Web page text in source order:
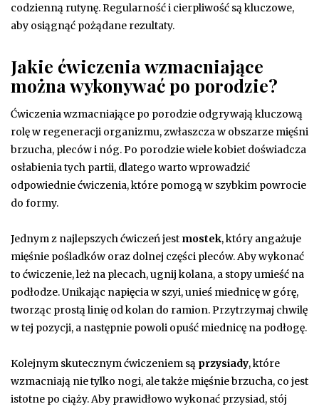
codzienną rutynę. Regularność i cierpliwość są kluczowe,
aby osiągnąć pożądane rezultaty.
Jakie ćwiczenia wzmacniające
można wykonywać po porodzie?
Ćwiczenia wzmacniające po porodzie odgrywają kluczową
rolę w regeneracji organizmu, zwłaszcza w obszarze mięśni
brzucha, pleców i nóg. Po porodzie wiele kobiet doświadcza
osłabienia tych partii, dlatego warto wprowadzić
odpowiednie ćwiczenia, które pomogą w szybkim powrocie
do formy.
Jednym z najlepszych ćwiczeń jest mostek, który angażuje
mięśnie pośladków oraz dolnej części pleców. Aby wykonać
to ćwiczenie, leż na plecach, ugnij kolana, a stopy umieść na
podłodze. Unikając napięcia w szyi, unieś miednicę w górę,
tworząc prostą linię od kolan do ramion. Przytrzymaj chwilę
w tej pozycji, a następnie powoli opuść miednicę na podłogę.
Kolejnym skutecznym ćwiczeniem są przysiady, które
wzmacniają nie tylko nogi, ale także mięśnie brzucha, co jest
istotne po ciąży. Aby prawidłowo wykonać przysiad, stój